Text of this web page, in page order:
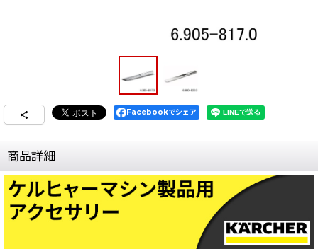
Facebookでシェア
商品詳細